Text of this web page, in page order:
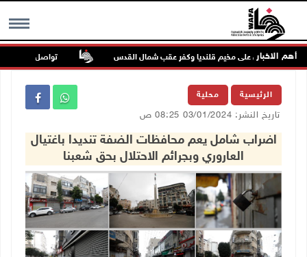
MENU أهم الاخبار تواصل انتهاكات
الرئيسية محلية
تاريخ النشر: 03/01/2024 08:25 ص
اضراب شامل يعم محافظات الضفة تنديدا باغتيال
العاروري وبجرائم الاحتلال بحق شعبنا